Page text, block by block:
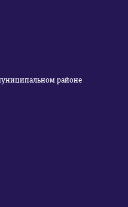
районе